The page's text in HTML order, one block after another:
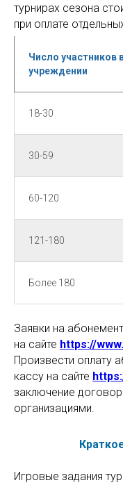
турнирах сезона
при оплате
Число участников
учреждении
18-30
30-59
60-120
121-180
Более 180
Заявки на
на сайте https://
Произвести оплату
кассу на сайте
заключение
организациями.
Игровые задания